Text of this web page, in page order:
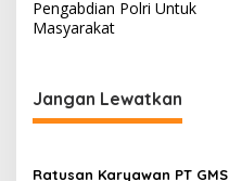
Pengabdian Polri Untuk
Masyarakat
Jangan Lewatkan
Ratusan Karyawan PT GMS